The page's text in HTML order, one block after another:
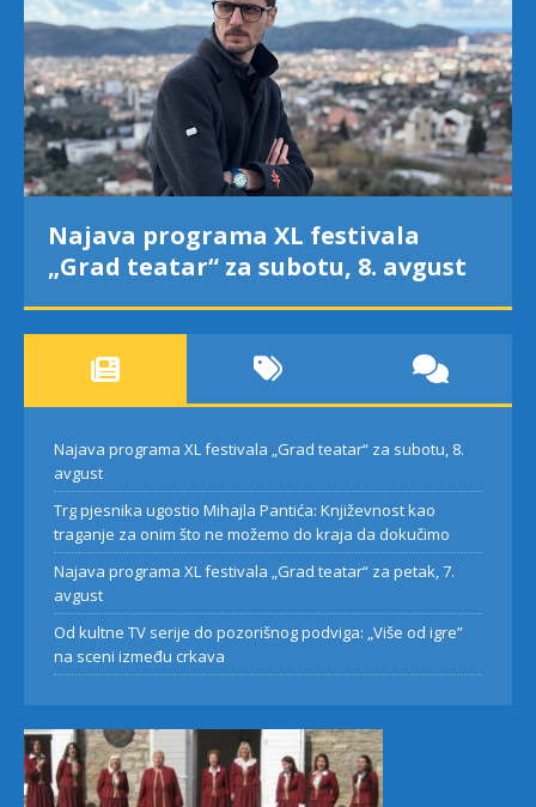
Najava programa XL festivala
„Grad teatar“ za subotu, 8. avgust
Najava programa XL festivala „Grad teatar“ za subotu, 8.
avgust
Trg pjesnika ugostio Mihajla Pantića: Književnost kao
traganje za onim što ne možemo do kraja da dokučimo
Najava programa XL festivala „Grad teatar“ za petak, 7.
avgust
Od kultne TV serije do pozorišnog podviga: „Više od igre”
na sceni između crkava